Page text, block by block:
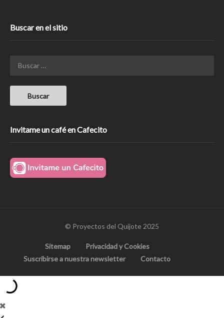
Buscar en el sitio
Invitame un café en Cafecito
© Proyectos del Quijote 2025
Sitemap
Privacidad y Cookies
Suscribirse a nuestra newsletter
Contacto